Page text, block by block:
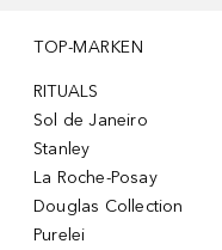
TOP-MARKEN
RITUALS
Sol de Janeiro
Stanley
La Roche-Posay
Douglas Collection
Purelei